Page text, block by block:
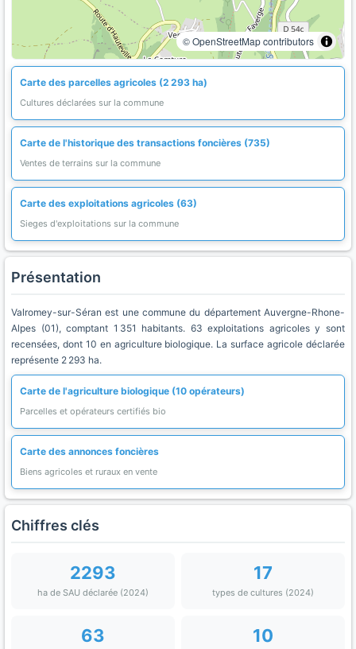
© OpenStreetMap contributors
Carte des parcelles agricoles (2 293 ha)
Cultures déclarées sur la commune
Carte de l'historique des transactions foncières (735)
Ventes de terrains sur la commune
Carte des exploitations agricoles (63)
Sieges d'exploitations sur la commune
Présentation
Valromey-sur-Séran est une commune du département Auvergne-Rhone-
Alpes (01), comptant 1 351 habitants. 63 exploitations agricoles y sont
recensées, dont 10 en agriculture biologique. La surface agricole déclarée
représente 2 293 ha.
Carte de l'agriculture biologique (10 opérateurs)
Parcelles et opérateurs certifiés bio
Carte des annonces foncières
Biens agricoles et ruraux en vente
Chiffres clés
2293
ha de SAU déclarée (2024)
17
types de cultures (2024)
63 10